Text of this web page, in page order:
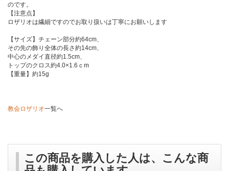
のです。
【注意点】
ロザリオは繊細ですのでお取り扱いは丁寧にお願いします
【サイズ】チェーン部分約64cm、
その先の飾り全体の長さ約14cm、
中心のメダイ直径約1.5cm、
トップのクロス約4.0×1.6ｃm
【重量】約15g
教会ロザリオ一覧へ
この商品を購入した人は、こんな商